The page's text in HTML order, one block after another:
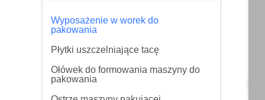
Wyposażenie w worek do
pakowania
Płytki uszczelniające tacę
Ołówek do formowania maszyny do
pakowania